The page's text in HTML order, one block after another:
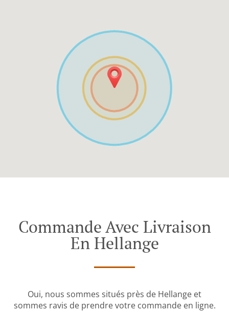
Commande Avec Livraison
En Hellange
Oui, nous sommes situés près de Hellange et
sommes ravis de prendre votre commande en ligne.